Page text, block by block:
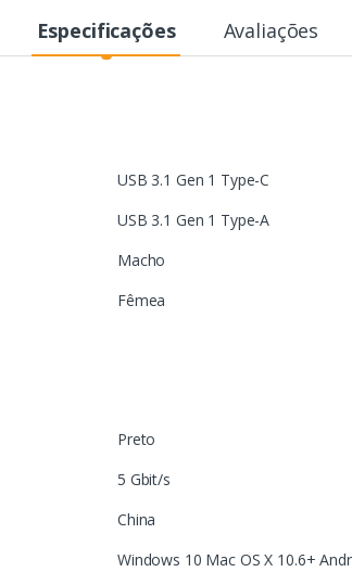
Especificações Avaliações
USB 3.1 Gen 1 Type-C
USB 3.1 Gen 1 Type-A
Macho
Fêmea
Preto
5 Gbit/s
China
Windows 10 Mac OS X 10.6+